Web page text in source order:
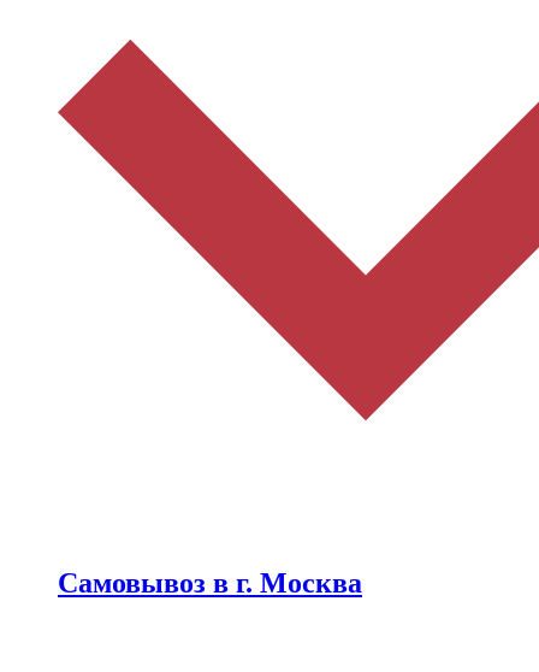
Самовывоз в г. Москва